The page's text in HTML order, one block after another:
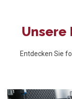
Unsere
Entdecken Sie